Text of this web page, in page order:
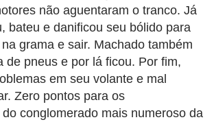
não aguentaram o tranco. Já
bateu e danificou seu bólido para
grama e sair. Machado também
de pneus e por lá ficou. Por fim,
em seu volante e mal
Zero pontos para os
conglomerado mais numeroso da